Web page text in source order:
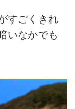
すごくきれ
いなかでも